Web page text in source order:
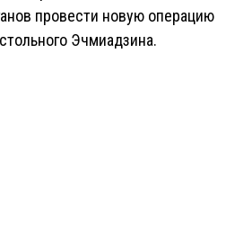
провести новую операцию
Эчмиадзина.